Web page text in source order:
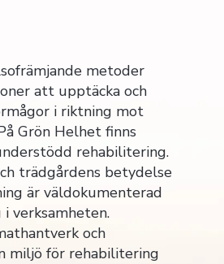
metoder
att upptäcka och
i riktning mot
Grön Helhet finns
rehabilitering.
trädgårdens betydelse
är väldokumenterad
verksamheten.
och
miljö för rehabilitering